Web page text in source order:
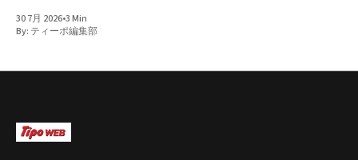
『知られざる あの、激闘』」
https://fujimotorsportsforest.jp/event/eoigo-1p1md9 が開催され
ていただきました。富士スピードウェイで「F1世界選手権 in
ています。Part2の今回は、1974～75年のF1ヨーロッパラウンド
に挑戦した、マキF101についてご紹介しましょう。 マキF1につ
30 7月 2026•3 Min
By: ティーポ編集部